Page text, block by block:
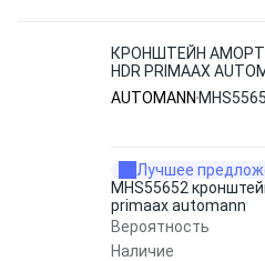
КРОНШТЕЙН
HDR PRIMAAX
AUTOMANN
Лучшее
MHS55652
primaax automann
Вероятность
Наличие